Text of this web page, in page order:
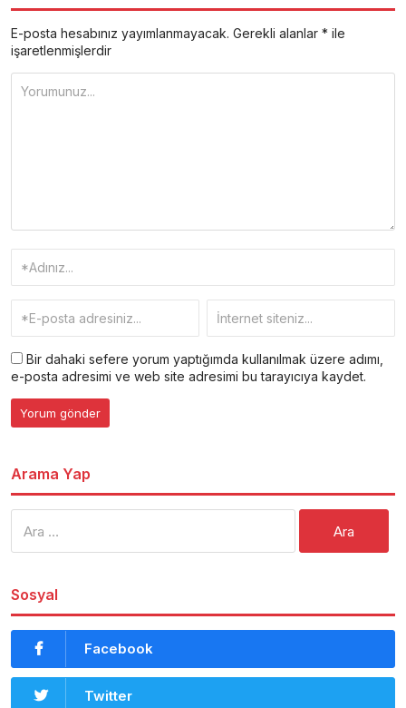
E-posta hesabınız yayımlanmayacak. Gerekli alanlar * ile
işaretlenmişlerdir
Bir dahaki sefere yorum yaptığımda kullanılmak üzere adımı,
e-posta adresimi ve web site adresimi bu tarayıcıya kaydet.
Arama Yap
Sosyal
Facebook
Twitter